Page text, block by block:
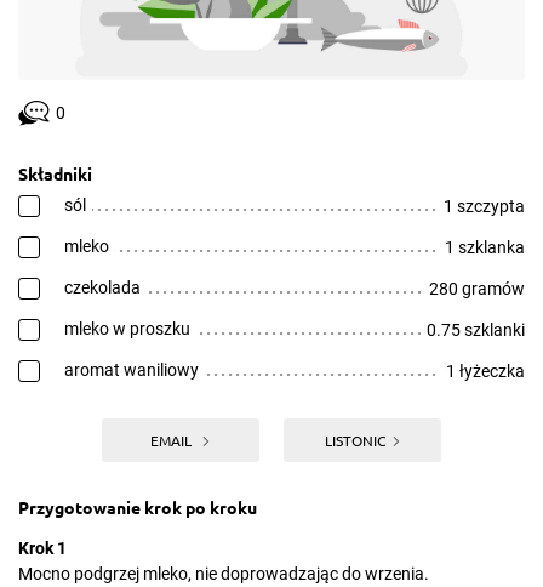
0
Składniki
sól 1 szczypta
mleko 1 szklanka
czekolada 280 gramów
mleko w proszku 0.75 szklanki
aromat waniliowy 1 łyżeczka
EMAIL LISTONIC
Przygotowanie krok po kroku
Krok 1
Mocno podgrzej mleko, nie doprowadzając do wrzenia.